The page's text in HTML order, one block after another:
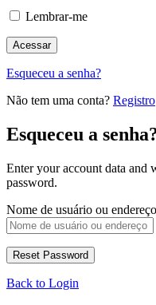
Lembrar-me
Esqueceu a senha?
Não tem uma conta? Registro
Esqueceu a
Enter your account data and
password.
Nome de usuário ou
Back to Login